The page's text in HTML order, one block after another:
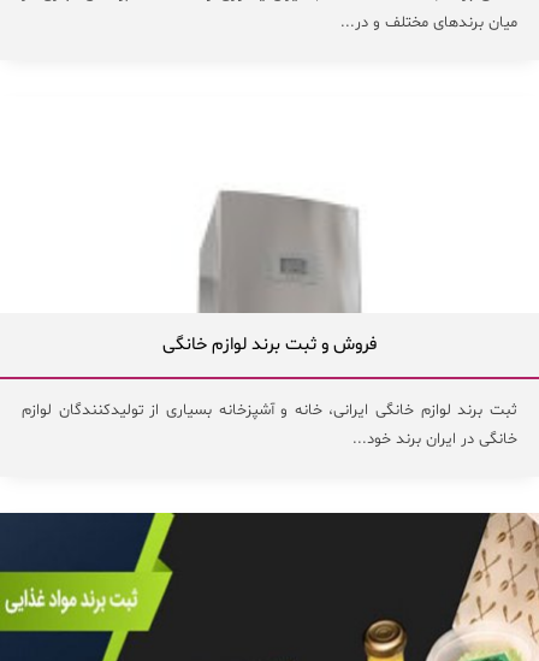
میان برندهای مختلف و در...
فروش و ثبت برند لوازم خانگی
ثبت برند لوازم خانگی ایرانی، خانه و آشپزخانه بسیاری از تولیدکنندگان لوازم
خانگی در ایران برند خود...